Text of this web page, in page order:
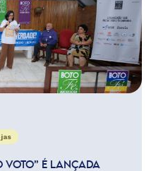
VOTO” É LANÇADA